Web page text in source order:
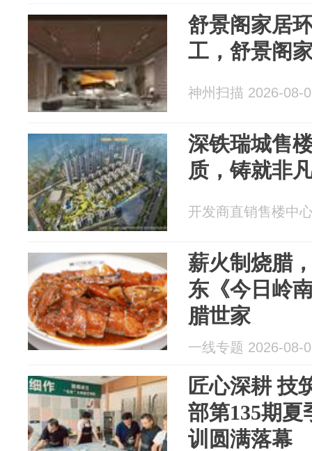
舒景阁家居
工，舒景阁
神州扫描 2026-08-
深铁瑞城售
质，铸就非
开发商直销售楼中
薪火制烧腊
东《今日岭
腊世家
一线专题 2026-08-
匠心深耕 技
部第135期夏
训圆满落幕